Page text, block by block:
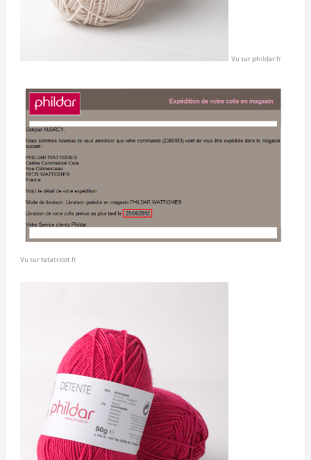
Vu sur phildar.fr
Vu sur tatatricot.fr